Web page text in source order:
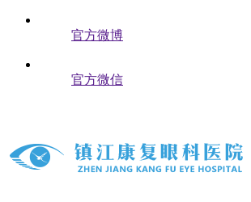
官方微博
官方微信